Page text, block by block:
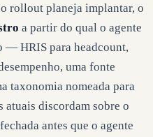
rollout planeja implantar, o
a partir do qual o agente
— HRIS para headcount,
uma fonte
taxonomia nomeada para
atuais discordam sobre o
antes que o agente